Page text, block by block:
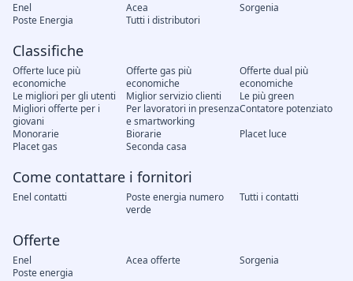
Enel Acea
Sorgenia
Poste Energia
Tutti i distributori
Classifiche
Offerte luce più
economiche
Offerte gas più
economiche
Offerte dual più
economiche
Le migliori per gli utenti
Miglior servizio clienti
Le più green
Migliori offerte per i
giovani
Per lavoratori in presenza
e smartworking
Contatore potenziato
Monorarie
Biorarie
Placet luce
Placet gas
Seconda casa
Come contattare i fornitori
Enel contatti
Poste energia numero
verde
Tutti i contatti
Offerte
Enel Acea offerte
Sorgenia
Poste energia